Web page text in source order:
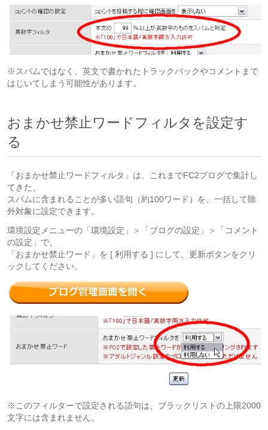
※スパムではなく、英文で書かれたトラックバックやコメントまで
はじいてしまう可能性があります。
おまかせ禁止ワードフィルタを設定す
る
「おまかせ禁止ワードフィルタ」は、これまでFC2ブログで集計し
てきた、
スパムに含まれることが多い語句（約100ワード）を、一括して除
外対象に設定できます。
環境設定メニューの「環境設定」＞「ブログの設定」＞「コメント
の設定」で、
「おまかせ禁止ワード」を [ 利用する ] にして、更新ボタンをクリ
ックしてください。
※このフィルターで設定される語句は、ブラックリストの上限2000
文字には含まれません。